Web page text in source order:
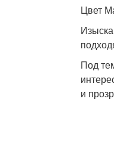
Цвет
Под
и